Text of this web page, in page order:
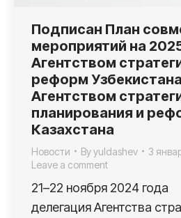
Подписан План
мероприятий на
Агентством
реформ
Агентством
планирования и
Казахстана
Новости Byyuldashev
3
Leave a comment
21–22 ноября 2024 года
делегация Агентства